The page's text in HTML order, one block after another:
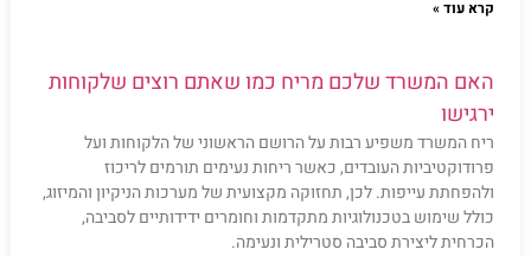
קרא עוד »
האם המשרד שלכם מריח כמו שאתם רוצים שלקוחות
ירגישו
ריח המשרד משפיע רבות על הרושם הראשוני של הלקוחות ועל
פרודוקטיביות העובדים, כאשר ריחות נעימים תורמים לריכוז
ולהפחתת עייפות. לכן, תחזוקה מקצועית של מערכות הניקיון והמיזוג,
כולל שימוש בטכנולוגיות מתקדמות וחומרים ידידותיים לסביבה,
הכרחית ליצירת סביבה סטרילית ונעימה.